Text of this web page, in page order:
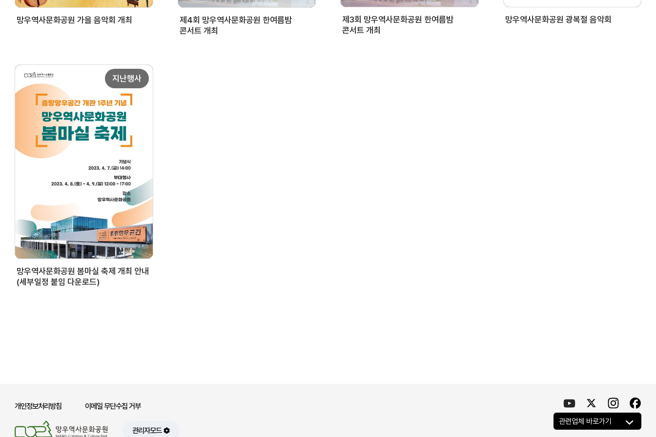
망우역사문화공원 가을 음악회 개최
제4회 망우역사문화공원 한여름밤
콘서트 개최
제3회 망우역사문화공원 한여름밤
콘서트 개최
망우역사문화공원 광복절 음악회
지난행사
망우역사문화공원 봄마실 축제 개최 안내
(세부일정 붙임 다운로드)
개인정보처리방침 이메일 무단수집 거부
관리자모드
관련업체 바로가기